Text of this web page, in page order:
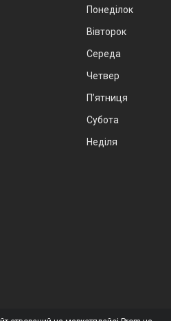
Понеділок
Вівторок
Середа
Четвер
Пʼятниця
Субота
Неділя